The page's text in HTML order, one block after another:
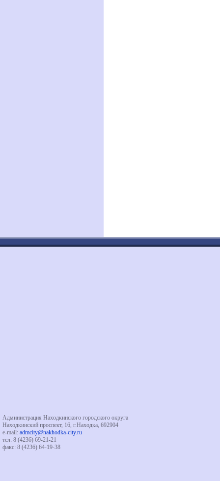
Администрация Находкинского городского округа
Находкинский проспект, 16, г.Находка, 692904
e-mail: admcity@nakhodka-city.ru
тел: 8 (4236) 69-21-21
факс: 8 (4236) 64-19-38